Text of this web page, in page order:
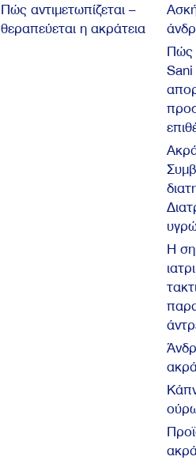
Πώς αντιμετωπίζεται –
θεραπεύεται η ακράτεια
Πώς
Η